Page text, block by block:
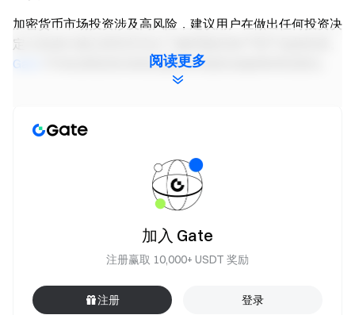
加密货币市场投资涉及高风险，建议用户在做出任何投资决
定之前进行独立研究并充分了解所购买资产和产品的性质。
Gate
不对此类投资决策造成的任何损失或损害承担责任。
Gate 团队
安全、快捷、轻松交易超过 4,900 种加密货币
，最高可领 $10,000 迎新奖励
邀请他人注册，可获 40% 佣金
关注官方渠道
阅读更多
加入 Gate
注册赢取 10,000+ USDT 奖励
注册 登录